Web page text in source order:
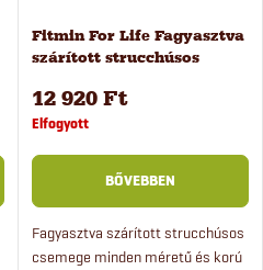
Fitmin For Life Fagyasztva
szárított strucchúsos
macskáknak 10 db
12 920 Ft
Elfogyott
BŐVEBBEN
Fagyasztva szárított strucchúsos
csemege minden méretű és korú